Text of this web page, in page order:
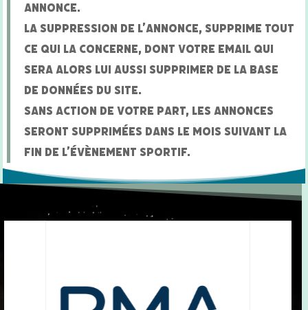
annonce.
La suppression de l’annonce, supprime tout
ce qui la concerne, dont votre email qui
sera alors lui aussi supprimer de la base
de données du site.
Sans action de votre part, les annonces
seront supprimées dans le mois suivant la
fin de l’évènement sportif.